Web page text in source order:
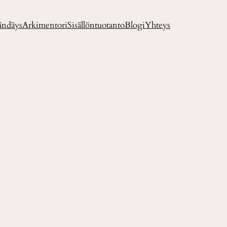
ArkimentoriSisällöntuotantoBlogiYhteys